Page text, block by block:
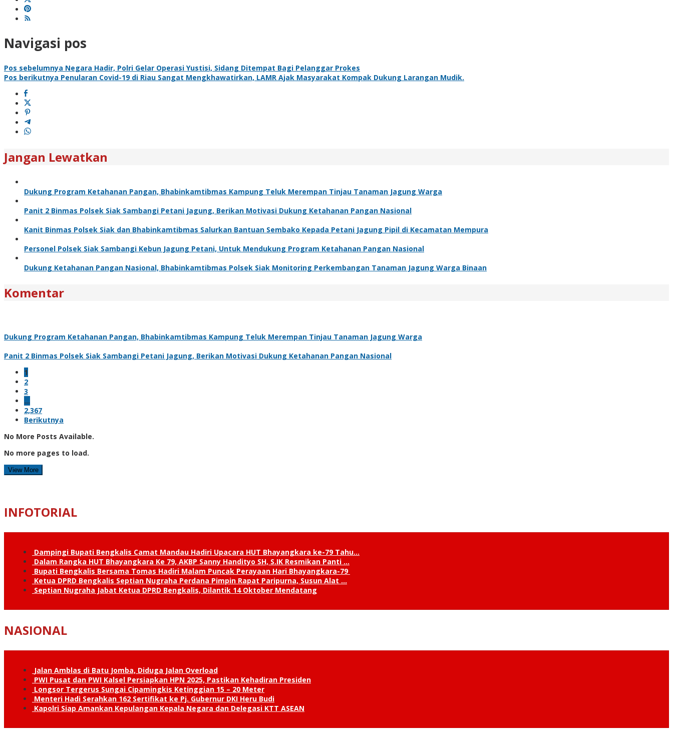
Navigasi pos
Pos sebelumnya Negara Hadir, Polri Gelar Operasi Yustisi, Sidang Ditempat Bagi Pelanggar Prokes
Pos berikutnya Penularan Covid-19 di Riau Sangat Mengkhawatirkan, LAMR Ajak Masyarakat Kompak Dukung Larangan Mudik.
Jangan Lewatkan
Dukung Program Ketahanan Pangan, Bhabinkamtibmas Kampung Teluk Merempan Tinjau Tanaman Jagung Warga
Panit 2 Binmas Polsek Siak Sambangi Petani Jagung, Berikan Motivasi Dukung Ketahanan Pangan Nasional
Kanit Binmas Polsek Siak dan Bhabinkamtibmas Salurkan Bantuan Sembako Kepada Petani Jagung Pipil di Kecamatan Mempura
Personel Polsek Siak Sambangi Kebun Jagung Petani, Untuk Mendukung Program Ketahanan Pangan Nasional
Dukung Ketahanan Pangan Nasional, Bhabinkamtibmas Polsek Siak Monitoring Perkembangan Tanaman Jagung Warga Binaan
Komentar
Dukung Program Ketahanan Pangan, Bhabinkamtibmas Kampung Teluk Merempan Tinjau Tanaman Jagung Warga
Panit 2 Binmas Polsek Siak Sambangi Petani Jagung, Berikan Motivasi Dukung Ketahanan Pangan Nasional
1
2
3
…
2,367
Berikutnya
No More Posts Available.
No more pages to load.
View More
INFOTORIAL
Dampingi Bupati Bengkalis Camat Mandau Hadiri Upacara HUT Bhayangkara ke-79 Tahu…
Dalam Rangka HUT Bhayangkara Ke 79, AKBP Sanny Handityo SH, S.IK Resmikan Panti …
Bupati Bengkalis Bersama Tomas Hadiri Malam Puncak Perayaan Hari Bhayangkara-79
Ketua DPRD Bengkalis Septian Nugraha Perdana Pimpin Rapat Paripurna, Susun Alat …
Septian Nugraha Jabat Ketua DPRD Bengkalis, Dilantik 14 Oktober Mendatang
NASIONAL
Jalan Amblas di Batu Jomba, Diduga Jalan Overload
PWI Pusat dan PWI Kalsel Persiapkan HPN 2025, Pastikan Kehadiran Presiden
Longsor Tergerus Sungai Cipamingkis Ketinggian 15 – 20 Meter
Menteri Hadi Serahkan 162 Sertifikat ke Pj. Gubernur DKI Heru Budi
Kapolri Siap Amankan Kepulangan Kepala Negara dan Delegasi KTT ASEAN